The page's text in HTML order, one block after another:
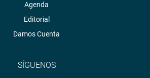
Agenda
Editorial
Damos Cuenta
SÍGUENOS